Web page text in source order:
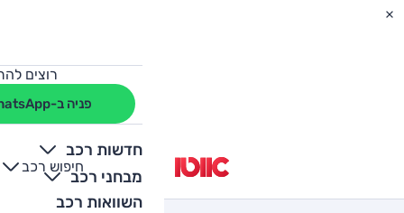
רוצים
פניה ב-WhatsApp
חדשות רכב
מבחני רכב
השוואות רכב
חיפוש רכב
+
-